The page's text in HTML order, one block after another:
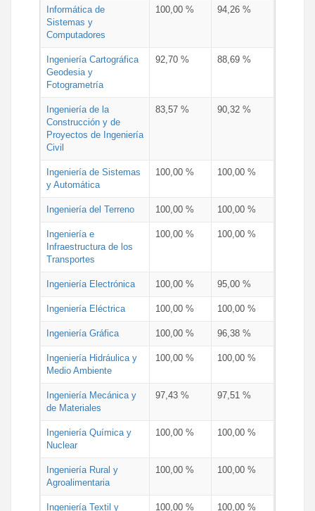
Informática de
Sistemas y
Computadores
100,00 % 94,26 %
Ingeniería Cartográfica
Geodesia y
Fotogrametría
92,70 % 88,69 %
Ingeniería de la
Construcción y de
Proyectos de Ingeniería
Civil
83,57 % 90,32 %
Ingeniería de Sistemas
y Automática
100,00 % 100,00 %
Ingeniería del Terreno 100,00 % 100,00 %
Ingeniería e
Infraestructura de los
Transportes
100,00 % 100,00 %
Ingeniería Electrónica 100,00 % 95,00 %
Ingeniería Eléctrica 100,00 % 100,00 %
Ingeniería Gráfica 100,00 % 96,38 %
Ingeniería Hidráulica y
Medio Ambiente
100,00 % 100,00 %
Ingeniería Mecánica y
de Materiales
97,43 % 97,51 %
Ingeniería Química y
Nuclear
100,00 % 100,00 %
Ingeniería Rural y
Agroalimentaria
100,00 % 100,00 %
Ingeniería Textil y
100,00 % 100,00 %